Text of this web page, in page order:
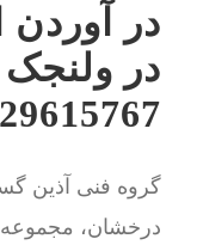
در آوردن
در
درخشان،